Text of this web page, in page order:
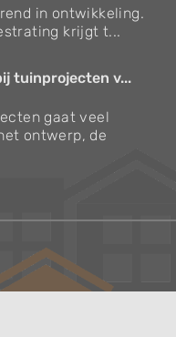
in ontwikkeling.
krijgt t...
tuinprojecten v...
gaat veel
ontwerp, de